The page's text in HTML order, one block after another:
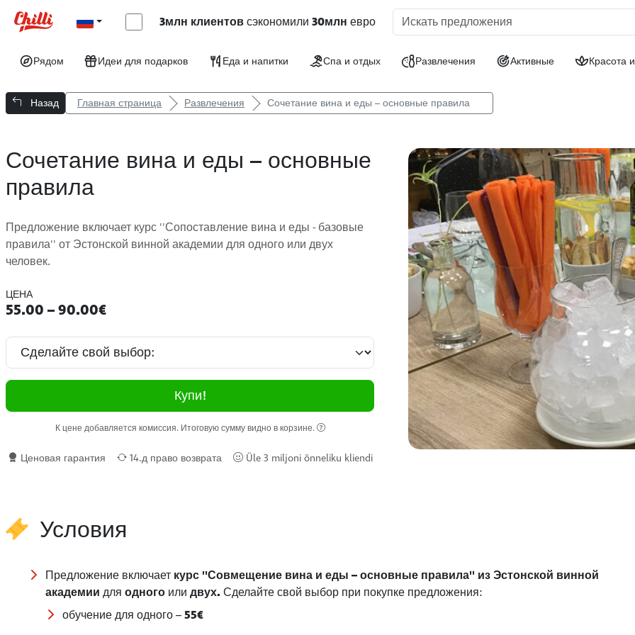
3млн клиентовсэкономили 30млн евро
Рядом Идеи для подарков Еда и напитки Спа и отдых Развлечения Активные Красота
Назад Главная страница Развлечения Сочетание вина и еды – основные правила
Сочетание вина и еды – основные
правила
Предложение включает курс ''Сопоставление вина и еды - базовые
правила'' от Эстонской винной академии для одного или двух
человек.
ЦЕНА
55.00 – 90.00€
Купи!
К цене добавляется комиссия. Итоговую сумму видно в корзине.
Ценовая гарантия 14.д право возврата Üle 3 miljoni õnneliku kliendi
Условия
Предложение включает курс ''Совмещение вина и еды – основные правила'' из Эстонской винной
академии для одного или двух. Сделайте свой выбор при покупке предложения:
обучение для одного –55€